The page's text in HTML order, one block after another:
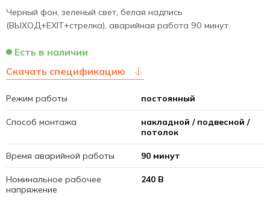
Черный фон, зеленый свет, белая надпись
(ВЫХОД+EXIT+стрелка), аварийная работа 90 минут.
Есть в наличии
Скачать спецификацию
Режим работы постоянный
Способ монтажа
накладной / подвесной /
потолок
Время аварийной работы 90 минут
Номинальное рабочее
напряжение
240 В